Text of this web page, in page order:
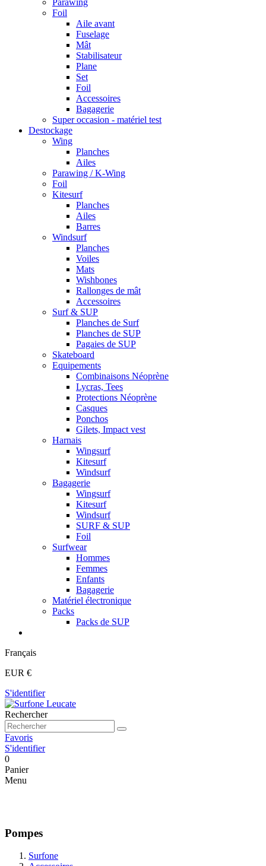
Parawing
Foil
Aile avant
Fuselage
Mât
Stabilisateur
Plane
Set
Foil
Accessoires
Bagagerie
Super occasion - matériel test
Destockage
Wing
Planches
Ailes
Parawing / K-Wing
Foil
Kitesurf
Planches
Ailes
Barres
Windsurf
Planches
Voiles
Mats
Wishbones
Rallonges de mât
Accessoires
Surf & SUP
Planches de Surf
Planches de SUP
Pagaies de SUP
Skateboard
Equipements
Combinaisons Néoprène
Lycras, Tees
Protections Néoprène
Casques
Ponchos
Gilets, Impact vest
Harnais
Wingsurf
Kitesurf
Windsurf
Bagagerie
Wingsurf
Kitesurf
Windsurf
SURF & SUP
Foil
Surfwear
Hommes
Femmes
Enfants
Bagagerie
Matériel électronique
Packs
Packs de SUP
Français
EUR €
S'identifier
Rechercher
Favoris
S'identifier
0
Panier
Menu
Pompes
Surfone